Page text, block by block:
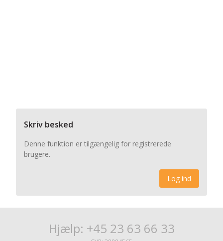
Skriv besked
Denne funktion er tilgængelig for registrerede
brugere.
Log ind
Hjælp: +45 23 63 66 33